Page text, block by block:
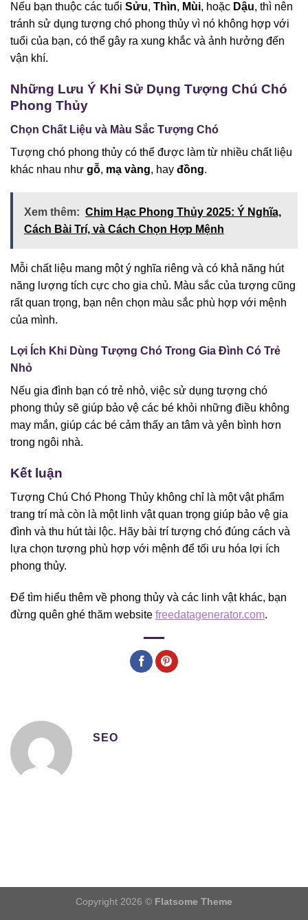
Nếu bạn thuộc các tuổi Sửu, Thìn, Mùi, hoặc Dậu, thì nên
tránh sử dụng tượng chó phong thủy vì nó không hợp với
tuổi của bạn, có thể gây ra xung khắc và ảnh hưởng đến
vận khí.
Những Lưu Ý Khi Sử Dụng Tượng Chú Chó
Phong Thủy
Chọn Chất Liệu và Màu Sắc Tượng Chó
Tượng chó phong thủy có thể được làm từ nhiều chất liệu
khác nhau như gỗ, mạ vàng, hay đồng.
Xem thêm: Chim Hạc Phong Thủy 2025: Ý Nghĩa,
Cách Bài Trí, và Cách Chọn Hợp Mệnh
Mỗi chất liệu mang một ý nghĩa riêng và có khả năng hút
năng lượng tích cực cho gia chủ. Màu sắc của tượng cũng
rất quan trọng, bạn nên chọn màu sắc phù hợp với mệnh
của mình.
Lợi Ích Khi Dùng Tượng Chó Trong Gia Đình Có Trẻ
Nhỏ
Nếu gia đình bạn có trẻ nhỏ, việc sử dụng tượng chó
phong thủy sẽ giúp bảo vệ các bé khỏi những điều không
may mắn, giúp các bé cảm thấy an tâm và yên bình hơn
trong ngôi nhà.
Kết luận
Tượng Chú Chó Phong Thủy không chỉ là một vật phẩm
trang trí mà còn là một linh vật quan trọng giúp bảo vệ gia
đình và thu hút tài lộc. Hãy bài trí tượng chó đúng cách và
lựa chọn tượng phù hợp với mệnh để tối ưu hóa lợi ích
phong thủy.
Để tìm hiểu thêm về phong thủy và các linh vật khác, bạn
đừng quên ghé thăm website freedatagenerator.com.
SEO
Copyright 2026 © Flatsome Theme